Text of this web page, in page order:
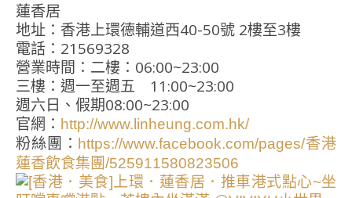
蓮香居
地址：香港上環德輔道西40-50號 2樓至3樓
電話：21569328
營業時間：二樓：06:00~23:00
三樓：週一至週五 11:00~23:00
週六日、假期08:00~23:00
官網： http://www.linheung.com.hk/
粉絲團： https://www.facebook.com/pages/香港
蓮香飲食集團/525911580823506